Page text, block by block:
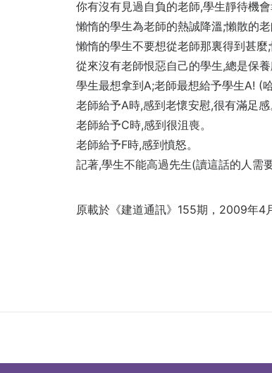
你有沒有見過自負的老師,學生靜待機
懶惰的學生為老師的熱誠降溫;懶散的老
懶惰的學生不要想從老師那裏得到甚麼
從來沒有老師恨惡自己的學生,總是保養
學生最想拿到A;老師最想給予學生A! (
老師給予A時,感到老懷安慰,很有滿足感
老師給予C時,感到很沮喪。
老師給予F時,感到憤怒。
記著,學生不能高過先生(讀這話的人需
原載於 《建道通訊》155期，2009年4